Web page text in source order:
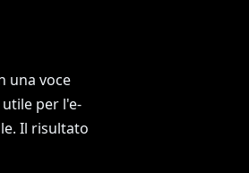
una voce
per l'e-
Il risultato